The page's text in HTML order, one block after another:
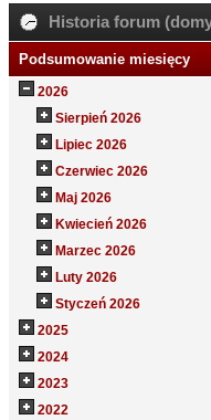
Historia forum
Podsumowanie miesięcy
2026
Sierpień 2026
Lipiec 2026
Czerwiec 2026
Maj 2026
Kwiecień 2026
Marzec 2026
Luty 2026
Styczeń 2026
2025
2024
2023
2022